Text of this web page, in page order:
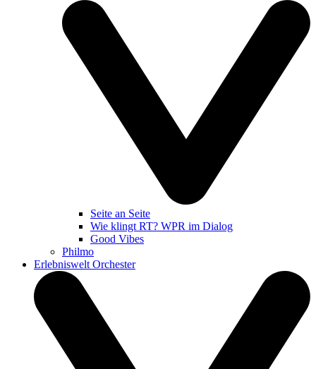
Seite an Seite
Wie klingt RT? WPR im Dialog
Good Vibes
Philmo
Erlebniswelt Orchester